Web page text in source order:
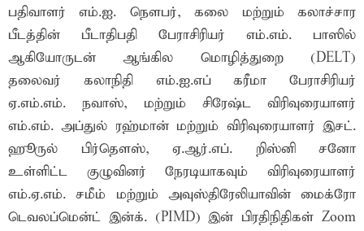
பதிவாளர் எம்.ஐ. நௌபர், கலை மற்றும் கலாச்சார
பீடத்தின் பீடாதிபதி பேராசிரியர் எம்.எம். பாஸில்
ஆகியோருடன் ஆங்கில மொழித்துறை (DELT)
தலைவர் கலாநிதி எம்.ஐ.எப் கரீமா பேராசிரியர்
ஏ.எம்.எம். நவாஸ், மற்றும் சிரேஷ்ட விரிவுரையாளர்
எம்.எம். அப்துல் ரஹ்மான் மற்றும் விரிவுரையாளர் இசட்.
ஹூருல் பிர்தௌஸ், ஏ.ஆர்.எப். றிஸ்னி சனோ
உள்ளிட்ட குழுவினர் நேரடியாகவும் விரிவுரையாளர்
எம்.ஏ.எம். சமீம் மற்றும் அவுஸ்திரேலியாவின் மைக்ரோ
டெவலப்மென்ட் இன்க். (PIMD) இன் பிரதிநிதிகள் Zoom